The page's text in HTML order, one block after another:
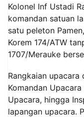
Kolonel Inf Ustadi
komandan satuan
satu peleton
Korem 174/ATW
1707/Merauke
‎‎Rangkaian upacara
Komandan
Upacara, hingga
lapangan upacara.